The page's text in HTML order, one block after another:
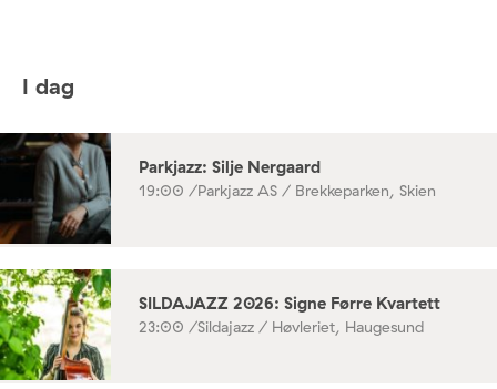
I dag
Parkjazz: Silje Nergaard
19:00 /Parkjazz AS / Brekkeparken, Skien
SILDAJAZZ 2026: Signe Førre Kvartett
23:00 /Sildajazz / Høvleriet, Haugesund